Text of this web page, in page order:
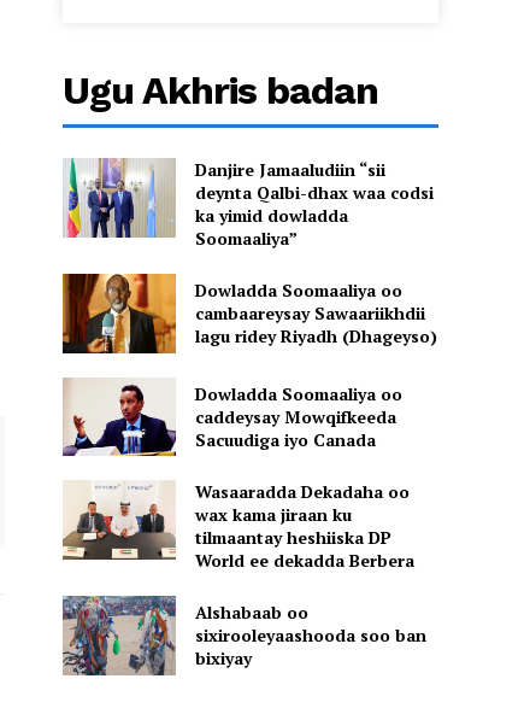
Ugu Akhris badan
Danjire Jamaaludiin “sii
deynta Qalbi-dhax waa codsi
ka yimid dowladda
Soomaaliya”
Dowladda Soomaaliya oo
cambaareysay Sawaariikhdii
lagu ridey Riyadh (Dhageyso)
Dowladda Soomaaliya oo
caddeysay Mowqifkeeda
Sacuudiga iyo Canada
Wasaaradda Dekadaha oo
wax kama jiraan ku
tilmaantay heshiiska DP
World ee dekadda Berbera
Alshabaab oo
sixirooleyaashooda soo ban
bixiyay